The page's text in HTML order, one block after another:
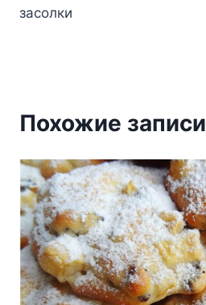
засолки
Похожие записи